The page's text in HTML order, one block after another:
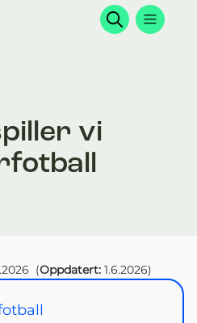
Søk
vi
(Oppdatert: 1.6.2026)